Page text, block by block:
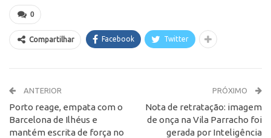
0
Compartilhar Facebook Twitter
ANTERIOR
Porto reage, empata com o
Barcelona de Ilhéus e
mantém escrita de força no
PRÓXIMO
Nota de retratação: imagem
de onça na Vila Parracho foi
gerada por Inteligência